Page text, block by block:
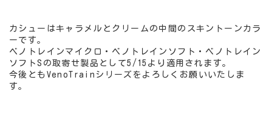
カシューはキャラメルとクリームの中間のスキントーンカラ
ーです。
ベノトレインマイクロ・ベノトレインソフト・ベノトレイン
ソフトSの取寄せ製品として5/15より適用されます。
今後ともVenoTrainシリーズをよろしくお願いいたしま
す。